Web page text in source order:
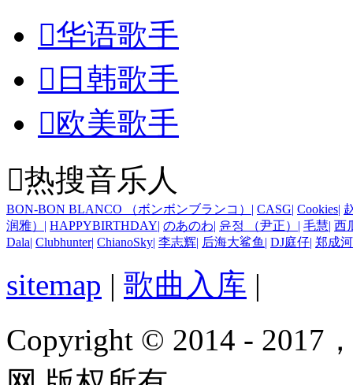
华语歌手
 日韩歌手
欧美歌手
热搜音乐人
BON-BON BLANCO （ボンボンブランコ） | CASG| Cookies|
润雅） | HAPPYBIRTHDAY| のあのわ| 윤정 （尹正） | 毛慧| 西
Dala| Clubhunter| ChianoSky| 李志辉| 后海大鲨鱼 | DJ庭仔| 郑成河
sitemap | 歌曲入库 |
Copyright © 2014 - 2017